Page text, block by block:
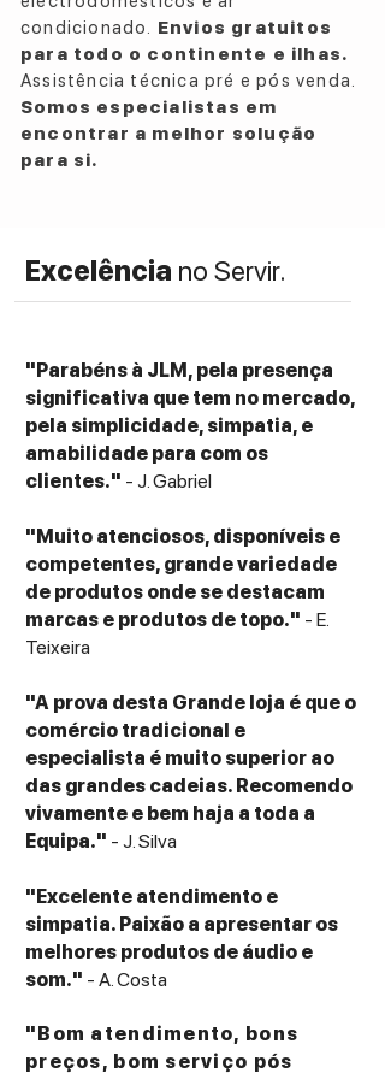
Stereo & Multichannel Performance:
Exceptional clarity and power for both
music and home cinema
Video & HDMI Connectivity:
HDMI Version: 2.0bwithHDCP 2.3anti-
copy protection
4K/60Hz passthrough
HDR compatibility (Dolby Vision
condicionado. Envios gratuitos
para todo o continente e ilhas.
Assistência técnica pré e pós venda.
Somos especialistas em
encontrar a melhor solução
para si.
Excelência no Servir.
"Parabéns à JLM, pela presença
significativa que tem no mercado,
pela simplicidade, simpatia, e
amabilidade para com os
clientes." - J. Gabriel
"Muito atenciosos, disponíveis e
competentes, grande variedade
de produtos onde se destacam
marcas e produtos de topo." - E.
Teixeira
"A prova desta Grande loja é que o
comércio tradicional e
especialista é muito superior ao
das grandes cadeias. Recomendo
vivamente e bem haja a toda a
Equipa." - J. Silva
"Excelente atendimento e
simpatia. Paixão a apresentar os
melhores produtos de áudio e
som." - A. Costa
"Bom atendimento, bons
preços, bom serviço pós